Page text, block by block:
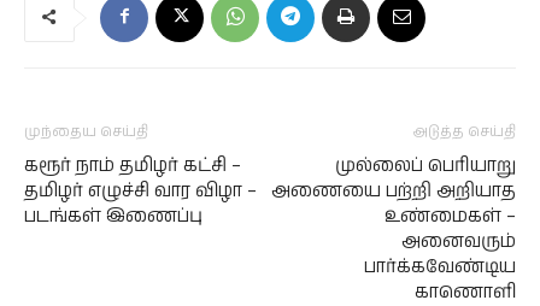
முந்தைய செய்தி
கரூர் நாம் தமிழர் கட்சி –
தமிழர் எழுச்சி வார விழா –
படங்கள் இணைப்பு
அடுத்த செய்தி
முல்லைப் பெரியாறு
அணையை பற்றி அறியாத
உண்மைகள் –
அனைவரும்
பார்க்கவேண்டிய
காணொளி